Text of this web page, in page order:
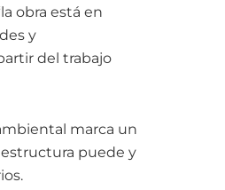
obra está en
y
del trabajo
marca un
puede y